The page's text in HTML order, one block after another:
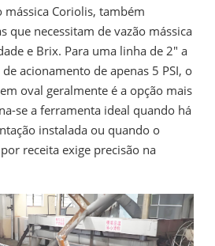
Coriolis, também
que necessitam de vazão mássica
e Brix. Para uma linha de 2" a
acionamento de apenas 5 PSI, o
oval geralmente é a opção mais
se a ferramenta ideal quando há
instalada ou quando o
receita exige precisão na